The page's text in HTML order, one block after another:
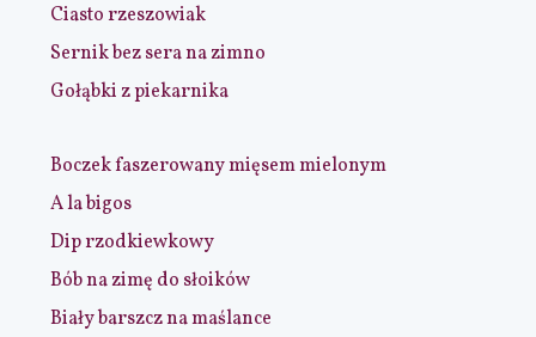
Ciasto rzeszowiak
Sernik bez sera na zimno
Gołąbki z piekarnika
Boczek faszerowany mięsem mielonym
A la bigos
Dip rzodkiewkowy
Bób na zimę do słoików
Biały barszcz na maślance